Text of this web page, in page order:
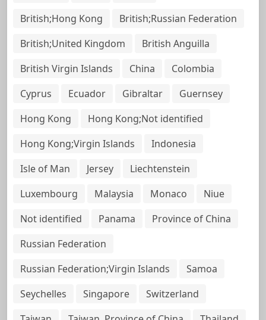
British;Hong Kong
British;Russian Federation
British;United Kingdom
British Anguilla
British Virgin Islands
China
Colombia
Cyprus
Ecuador Gibraltar
Guernsey
Hong Kong
Hong Kong;Not identified
Hong Kong;Virgin Islands
Indonesia
Isle of Man
Jersey
Liechtenstein
Luxembourg
Malaysia Monaco
Niue
Not identified
Panama
Province of China
Russian Federation
Russian Federation;Virgin Islands
Samoa
Seychelles
Singapore
Switzerland